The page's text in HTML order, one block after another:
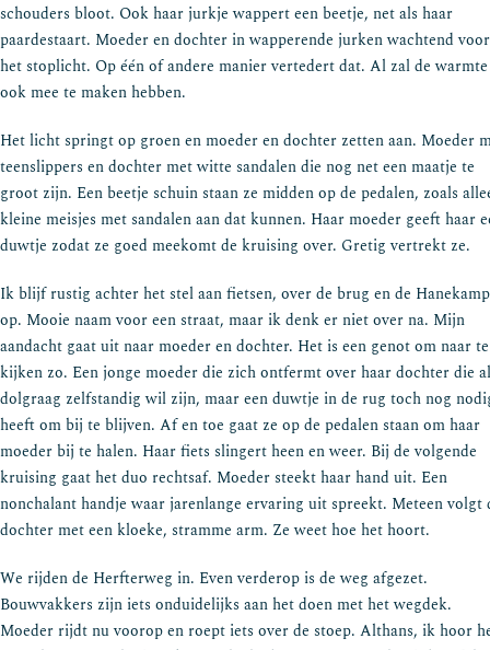
schouders bloot. Ook haar jurkje wappert een beetje, net als haar
paardestaart. Moeder en dochter in wapperende jurken wachtend voor
het stoplicht. Op één of andere manier vertedert dat. Al zal de
ook mee te maken hebben.
Het licht springt op groen en moeder en dochter zetten aan. Moeder
teenslippers en dochter met witte sandalen die nog net een maatje te
groot zijn. Een beetje schuin staan ze midden op de pedalen, zoals
kleine meisjes met sandalen aan dat kunnen. Haar moeder geeft haar
duwtje zodat ze goed meekomt de kruising over. Gretig vertrekt ze.
Ik blijf rustig achter het stel aan fietsen, over de brug en de Hanekamp
op. Mooie naam voor een straat, maar ik denk er niet over na. Mijn
aandacht gaat uit naar moeder en dochter. Het is een genot om naar te
kijken zo. Een jonge moeder die zich ontfermt over haar dochter die al
dolgraag zelfstandig wil zijn, maar een duwtje in de rug toch nog
heeft om bij te blijven. Af en toe gaat ze op de pedalen staan om haar
moeder bij te halen. Haar fiets slingert heen en weer. Bij de volgende
kruising gaat het duo rechtsaf. Moeder steekt haar hand uit. Een
nonchalant handje waar jarenlange ervaring uit spreekt. Meteen volgt
dochter met een kloeke, stramme arm. Ze weet hoe het hoort.
We rijden de Herfterweg in. Even verderop is de weg afgezet.
Bouwvakkers zijn iets onduidelijks aan het doen met het wegdek.
Moeder rijdt nu voorop en roept iets over de stoep. Althans, ik hoor